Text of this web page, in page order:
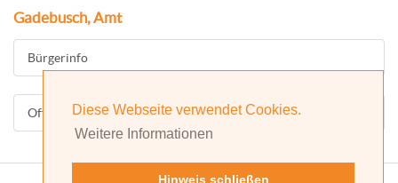
Diese Webseite verwendet Cookies.
Weitere Informationen
Hinweis schließen
Gadebusch, Amt
Bürgerinfo
Offizielle Homepage